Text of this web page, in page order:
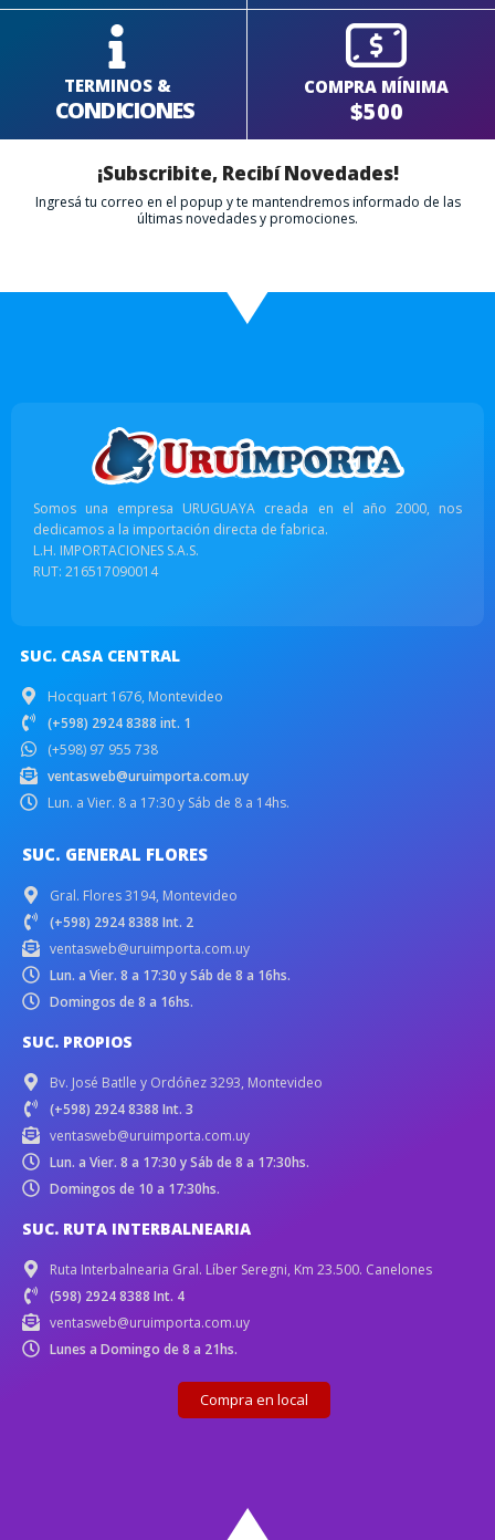
TERMINOS &
CONDICIONES
COMPRA MÍNIMA
$500
¡Subscribite, Recibí Novedades!
Ingresá tu correo en el popup y te mantendremos informado de las
últimas novedades y promociones.
Somos una empresa URUGUAYA creada en el año 2000, nos
dedicamos a la importación directa de fabrica.
L.H. IMPORTACIONES S.A.S.
RUT: 216517090014
SUC. CASA CENTRAL
Hocquart 1676, Montevideo
(+598) 2924 8388 int. 1
(+598) 97 955 738
ventasweb@uruimporta.com.uy
Lun. a Vier. 8 a 17:30 y Sáb de 8 a 14hs.
SUC. GENERAL FLORES
Gral. Flores 3194, Montevideo
(+598) 2924 8388 Int. 2
ventasweb@uruimporta.com.uy
Lun. a Vier. 8 a 17:30 y Sáb de 8 a 16hs.
Domingos de 8 a 16hs.
SUC. PROPIOS
Bv. José Batlle y Ordóñez 3293, Montevideo
(+598) 2924 8388 Int. 3
ventasweb@uruimporta.com.uy
Lun. a Vier. 8 a 17:30 y Sáb de 8 a 17:30hs.
Domingos de 10 a 17:30hs.
SUC. RUTA INTERBALNEARIA
Ruta Interbalnearia Gral. Líber Seregni, Km 23.500. Canelones
(598) 2924 8388 Int. 4
ventasweb@uruimporta.com.uy
Lunes a Domingo de 8 a 21hs.
Compra en local